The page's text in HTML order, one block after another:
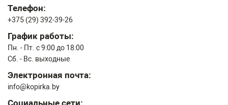
Телефон:
+375 (29) 392-39-26
График работы:
Пн. - Пт. с 9:00 до 18:00
Сб. - Вс. выходные
Электронная почта:
info@kopirka.by
Социальные сети: